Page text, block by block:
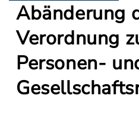
Abänderung
Verordnung
Personen-